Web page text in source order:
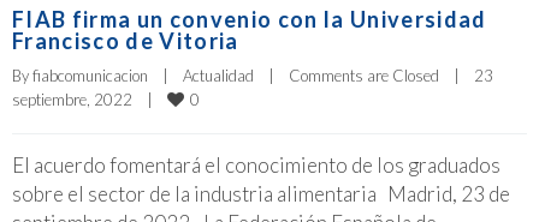
FIAB firma un convenio con la Universidad
Francisco de Vitoria
By fiabcomunicacion | Actualidad | Comments are Closed |
23
septiembre, 2022
| 0
El acuerdo fomentará el conocimiento de los graduados
sobre el sector de la industria alimentaria Madrid, 23 de